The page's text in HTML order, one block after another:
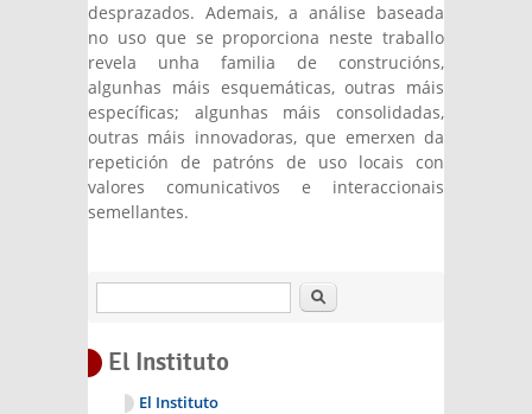
desprazados. Ademais, a análise baseada
no uso que se proporciona neste traballo
revela unha familia de construcións,
algunhas máis esquemáticas, outras máis
específicas; algunhas máis consolidadas,
outras máis innovadoras, que emerxen da
repetición de patróns de uso locais con
valores comunicativos e interaccionais
semellantes.
Buscar
El Instituto
El Instituto